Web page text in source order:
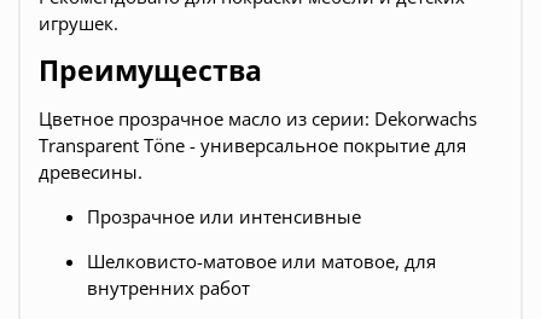
игрушек.
Преимущества
Цветное прозрачное масло из серии: Dekorwachs
Transparent Töne - универсальное покрытие для
древесины.
Прозрачное или интенсивные
Шелковисто-матовое или матовое, для
внутренних работ